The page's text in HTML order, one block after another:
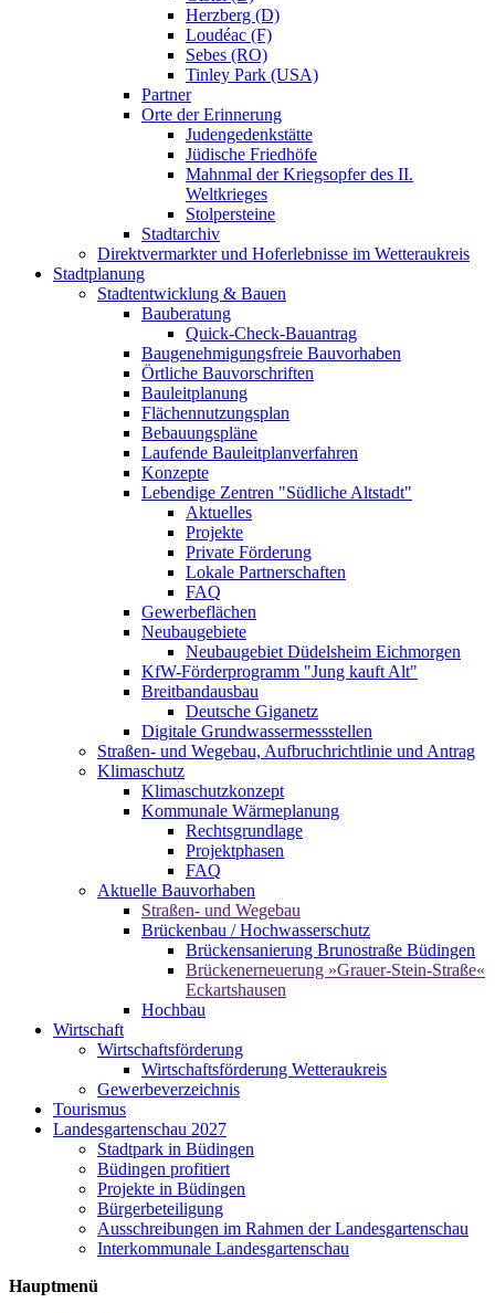
Herzberg (D)
Loudéac (F)
Sebes (RO)
Tinley Park (USA)
Partner
Orte der Erinnerung
Judengedenkstätte
Jüdische Friedhöfe
Mahnmal der Kriegsopfer des II.
Weltkrieges
Stolpersteine
Stadtarchiv
Direktvermarkter und Hoferlebnisse im Wetteraukreis
Stadtplanung
Stadtentwicklung & Bauen
Bauberatung
Quick-Check-Bauantrag
Baugenehmigungsfreie Bauvorhaben
Örtliche Bauvorschriften
Bauleitplanung
Flächennutzungsplan
Bebauungspläne
Laufende Bauleitplanverfahren
Konzepte
Lebendige Zentren "Südliche Altstadt"
Aktuelles
Projekte
Private Förderung
Lokale Partnerschaften
FAQ
Gewerbeflächen
Neubaugebiete
Neubaugebiet Düdelsheim Eichmorgen
KfW-Förderprogramm "Jung kauft Alt"
Breitbandausbau
Deutsche Giganetz
Digitale Grundwassermessstellen
Straßen- und Wegebau, Aufbruchrichtlinie und Antrag
Klimaschutz
Klimaschutzkonzept
Kommunale Wärmeplanung
Rechtsgrundlage
Projektphasen
FAQ
Aktuelle Bauvorhaben
Straßen- und Wegebau
Brückenbau / Hochwasserschutz
Brückensanierung Brunostraße Büdingen
Brückenerneuerung »Grauer-Stein-Straße«
Eckartshausen
Hochbau
Wirtschaft
Wirtschaftsförderung
Wirtschaftsförderung Wetteraukreis
Gewerbeverzeichnis
Tourismus
Landesgartenschau 2027
Stadtpark in Büdingen
Büdingen profitiert
Projekte in Büdingen
Bürgerbeteiligung
Ausschreibungen im Rahmen der Landesgartenschau
Interkommunale Landesgartenschau
Hauptmenü